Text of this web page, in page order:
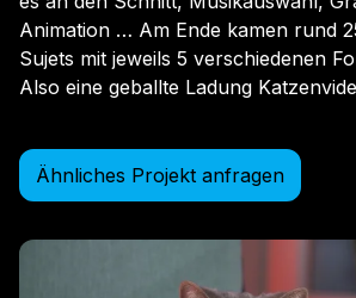
Animation … Am Ende kamen rund
Sujets mit jeweils 5 verschiedenen
Also eine geballte Ladung
Ähnliches Projekt anfragen